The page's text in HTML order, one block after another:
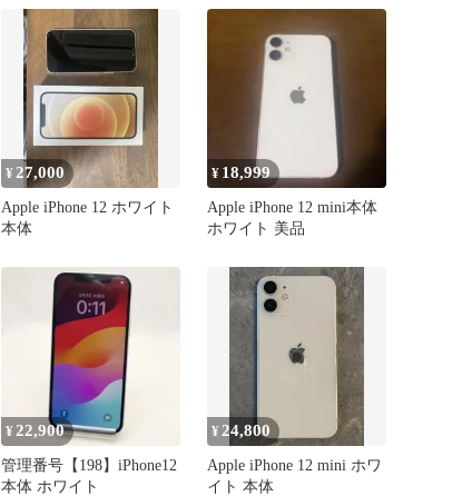
¥ 27,000
Apple iPhone 12 ホワイト
本体
¥ 18,999
Apple iPhone 12 mini本体
ホワイト 美品
¥22,900
管理番号【198】iPhone12
本体 ホワイト
¥ 24,800
Apple iPhone 12 mini ホワ
イト 本体